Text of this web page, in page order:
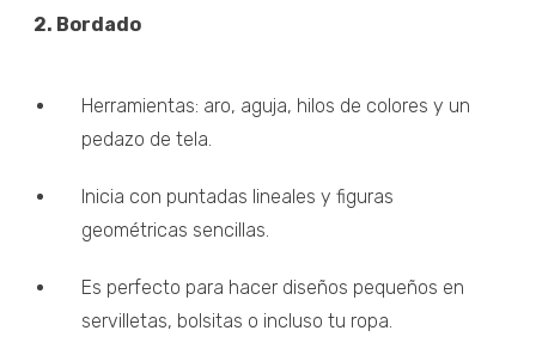
2. Bordado
Herramientas: aro, aguja, hilos de colores y un
pedazo de tela.
Inicia con puntadas lineales y figuras
geométricas sencillas.
Es perfecto para hacer diseños pequeños en
servilletas, bolsitas o incluso tu ropa.